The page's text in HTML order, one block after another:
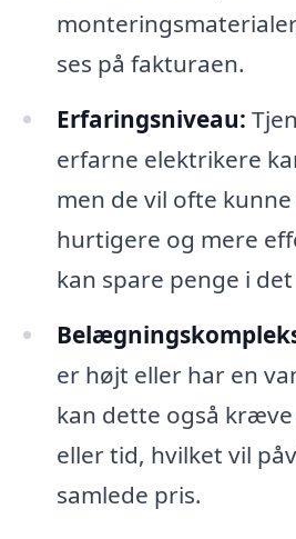
ses på fakturaen.
Erfaringsniveau:
erfarne elektrikere
men de vil ofte
hurtigere og mere
kan spare penge i
er højt eller har en
kan dette også
eller tid, hvilket vil
samlede pris.